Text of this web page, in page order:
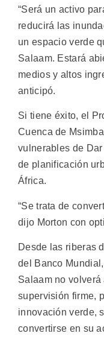
“Será un activo
reducirá las
un espacio verde
Salaam. Estará
medios y altos
anticipó.
Si tiene éxito, el
Cuenca de
vulnerables de
de planificación
África.
“Se trata de
dijo Morton con
Desde las riberas
del Banco
Salaam no
supervisión firme,
innovación verde,
convertirse en su